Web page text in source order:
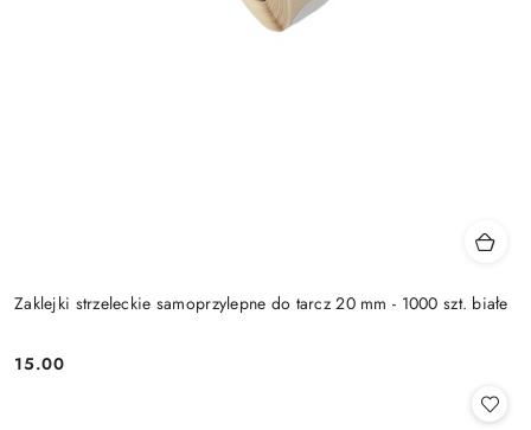
Zaklejki strzeleckie samoprzylepne do tarcz 20 mm - 1000 szt. białe
Cena:
15.00